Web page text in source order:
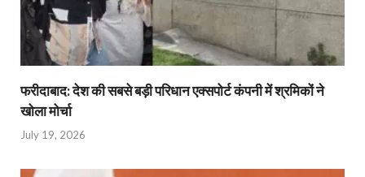
फरीदाबाद: देश की सबसे बड़ी परिधान एक्सपोर्ट कंपनी में श्रमिकों ने
खोला मोर्चा
July 19, 2026